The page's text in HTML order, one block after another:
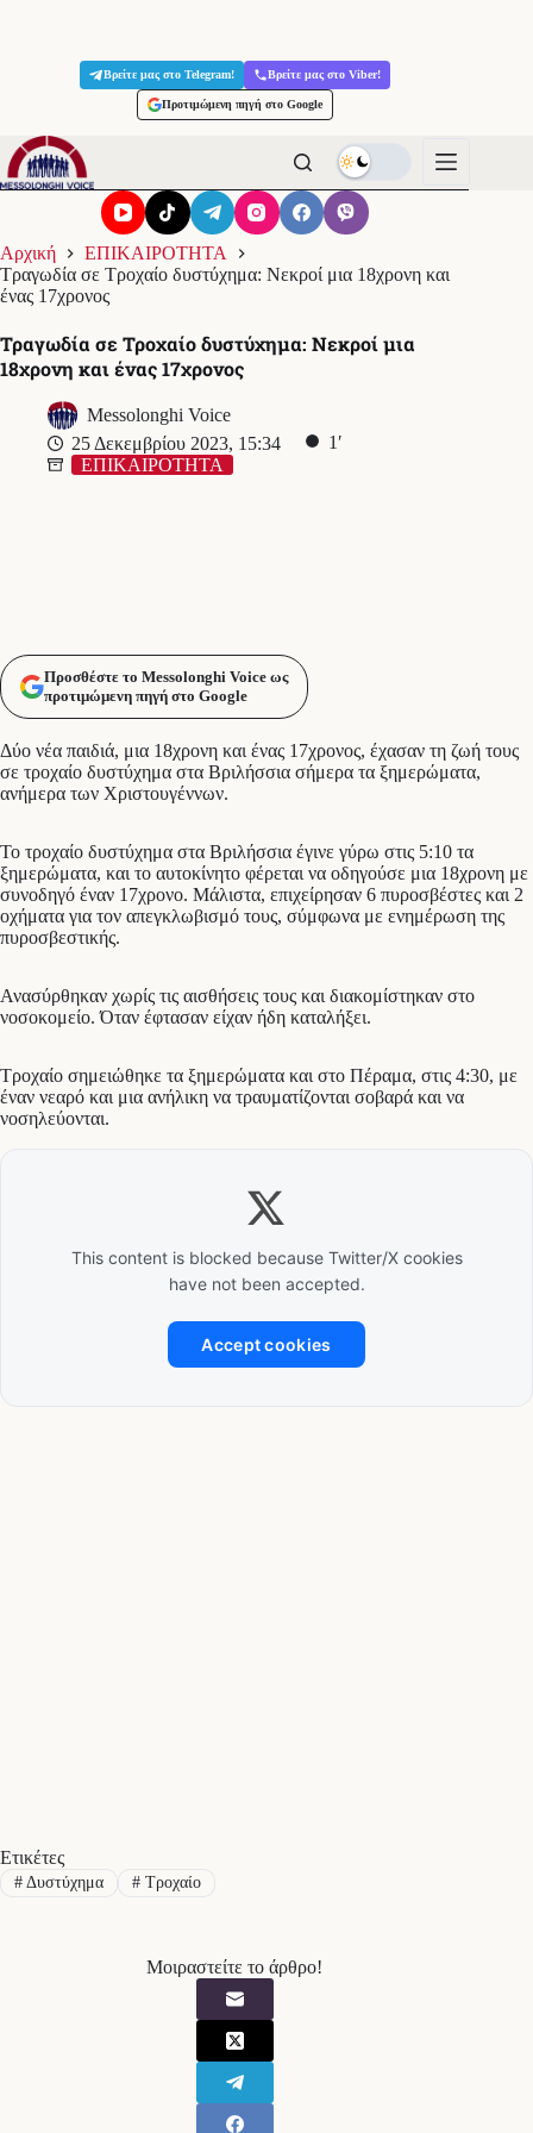
Βρείτε μας στο Telegram! Βρείτε μας στο Viber!
Προτιμώμενη πηγή στο Google
Αρχική
ΕΠΙΚΑΙΡΟΤΗΤΑ
Τραγωδία σε Τροχαίο δυστύχημα: Νεκροί μια 18χρονη και
ένας 17χρονος
Τραγωδία σε Τροχαίο δυστύχημα: Νεκροί μια
18χρονη και ένας 17χρονος
Messolonghi Voice
25 Δεκεμβρίου 2023, 15:34
1′
ΕΠΙΚΑΙΡΟΤΗΤΑ
Προσθέστε το Messolonghi Voice ως
προτιμώμενη πηγή στο Google
Δύο νέα παιδιά, μια 18χρονη και ένας 17χρονος, έχασαν τη ζωή τους
σε τροχαίο δυστύχημα στα Βριλήσσια σήμερα τα ξημερώματα,
ανήμερα των Χριστουγέννων.
Το τροχαίο δυστύχημα στα Βριλήσσια έγινε γύρω στις 5:10 τα
ξημερώματα, και το αυτοκίνητο φέρεται να οδηγούσε μια 18χρονη με
συνοδηγό έναν 17χρονο. Μάλιστα, επιχείρησαν 6 πυροσβέστες και 2
οχήματα για τον απεγκλωβισμό τους, σύμφωνα με ενημέρωση της
πυροσβεστικής.
Ανασύρθηκαν χωρίς τις αισθήσεις τους και διακομίστηκαν στο
νοσοκομείο. Όταν έφτασαν είχαν ήδη καταλήξει.
Τροχαίο σημειώθηκε τα ξημερώματα και στο Πέραμα, στις 4:30, με
έναν νεαρό και μια ανήλικη να τραυματίζονται σοβαρά και να
νοσηλεύονται.
This content is blocked because Twitter/X cookies
have not been accepted.
Accept cookies
Ετικέτες
#Δυστύχημα #Τροχαίο
Μοιραστείτε το άρθρο!